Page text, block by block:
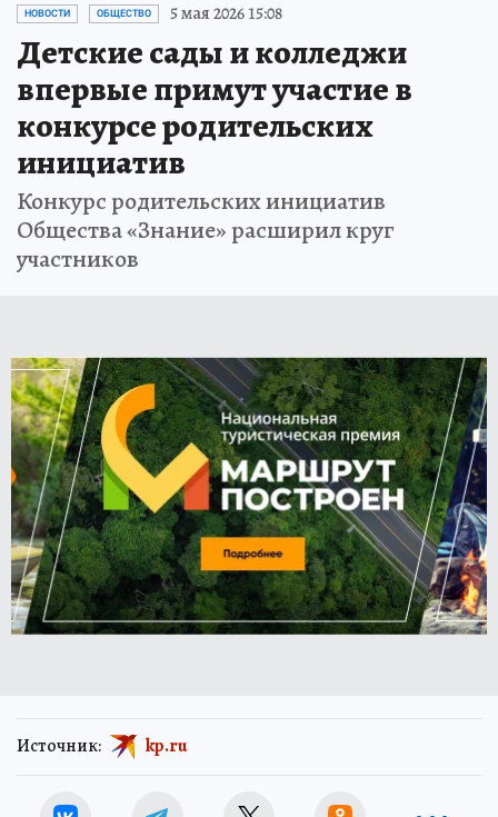
НОВОСТИ ОБЩЕСТВО 5 мая 2026 15:08
Детские сады и колледжи
впервые примут участие в
конкурсе родительских
инициатив
Конкурс родительских инициатив
Общества «Знание» расширил круг
участников
Источник: kp.ru